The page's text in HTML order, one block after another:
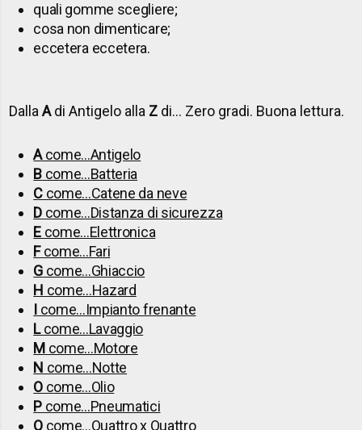
quali gomme scegliere;
cosa non dimenticare;
eccetera eccetera.
DallaAdi Antigelo alla Z di… Zero gradi. Buona lettura.
Acome...Antigelo
Bcome...Batteria
Ccome...Catene da neve
Dcome...Distanza di sicurezza
Ecome...Elettronica
Fcome...Fari
Gcome...Ghiaccio
H come...Hazard
I come...Impianto frenante
Lcome...Lavaggio
M come...Motore
N come...Notte
Ocome...Olio
Pcome...Pneumatici
Qcome...Quattro x Quattro